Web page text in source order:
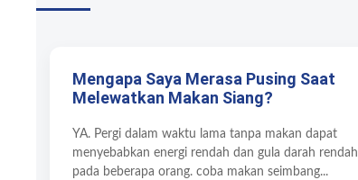
Mengapa Saya Merasa Pusing Saat
Melewatkan Makan Siang?
YA. Pergi dalam waktu lama tanpa makan dapat
menyebabkan energi rendah dan gula darah rendah
pada beberapa orang. coba makan seimbang...